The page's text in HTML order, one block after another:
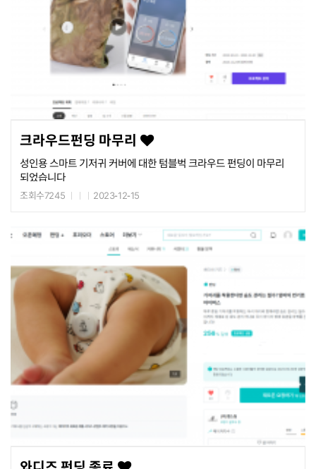
크라우드펀딩 마무리
성인용 스마트 기저귀 커버에 대한 텀블벅 크라우드 펀딩이 마무리
되었습니다
경기도크라우드펀딩(후원형) 지원사업으로 진행되었습니다
조회수7245 2023-12-15